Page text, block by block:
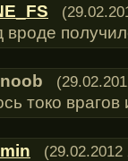
вроде
токо врагов
(29.02.2012